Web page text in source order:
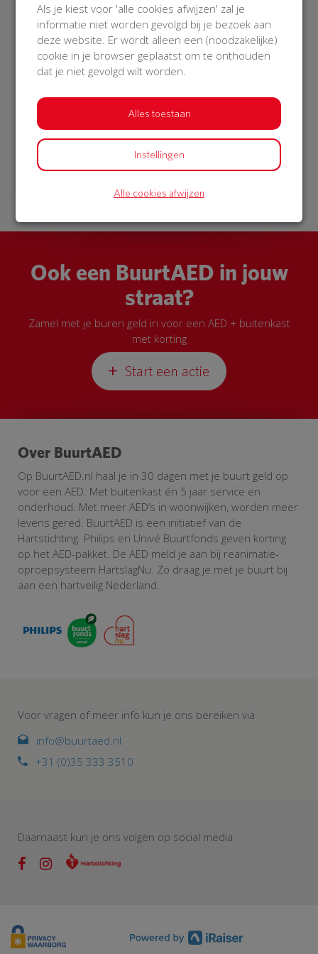
LET OP!
Bij het reanimeren van alle kinderen tot de
pubertijd, geeft u altijd eerst 5 initiële
beademingen voordat u de AED aansluit!
Zijn er nog vragen, laat het dan rustig weten!
Ook een BuurtAED in jouw
straat?
Zamel met je buren geld in voor een AED + buitenkast
met korting
Start een actie
Over BuurtAED
Op BuurtAED.nl haal je in 30 dagen met je buurt geld op
voor een AED. Met buitenkast én 5 jaar service en
onderhoud. Met meer AED’s in woonwijken, worden meer
levens gered. BuurtAED is een initiatief van de
Hartstichting. Philips en Univé Buurtfonds geven korting
op het AED-pakket. De AED meld je aan bij reanimatie-
oproepsysteem HartslagNu. Zo draag je met je buurt bij
aan een hartveilig Nederland.
Voor vragen of meer info kun je ons bereiken via
info@buurtaed.nl
+31 (0)35 333 3510
Daarnaast kun je ons volgen op social media
Als je kiest voor 'alle cookies afwijzen' zal je
informatie niet worden gevolgd bij je bezoek aan
deze website. Er wordt alleen een (noodzakelijke)
cookie in je browser geplaatst om te onthouden
dat je niet gevolgd wilt worden.
Alles toestaan
Instellingen
Alle cookies afwijzen